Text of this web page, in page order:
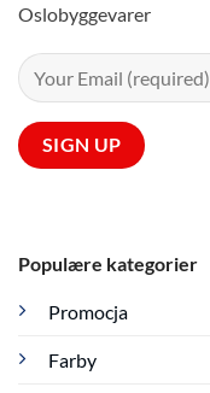
Populære kategorier
Promocja
Farby
Oslobyggevarer